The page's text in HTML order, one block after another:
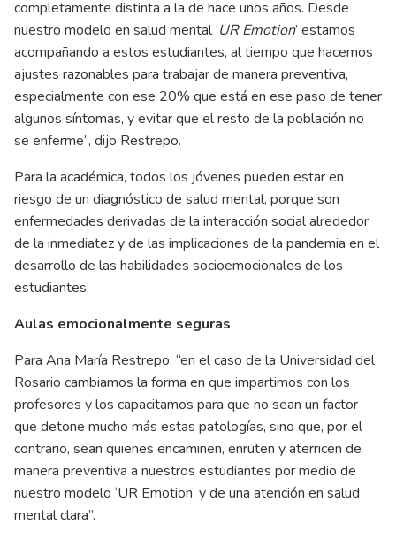
completamente distinta a la de hace unos años. Desde
nuestro modelo en salud mental ‘UR Emotion’ estamos
acompañando a estos estudiantes, al tiempo que hacemos
ajustes razonables para trabajar de manera preventiva,
especialmente con ese 20% que está en ese paso de tener
algunos síntomas, y evitar que el resto de la población no
se enferme”, dijo Restrepo.
Para la académica, todos los jóvenes pueden estar en
riesgo de un diagnóstico de salud mental, porque son
enfermedades derivadas de la interacción social alrededor
de la inmediatez y de las implicaciones de la pandemia en el
desarrollo de las habilidades socioemocionales de los
estudiantes.
Aulas emocionalmente seguras
Para Ana María Restrepo, “en el caso de la Universidad del
Rosario cambiamos la forma en que impartimos con los
profesores y los capacitamos para que no sean un factor
que detone mucho más estas patologías, sino que, por el
contrario, sean quienes encaminen, enruten y aterricen de
manera preventiva a nuestros estudiantes por medio de
nuestro modelo ‘UR Emotion’ y de una atención en salud
mental clara”.